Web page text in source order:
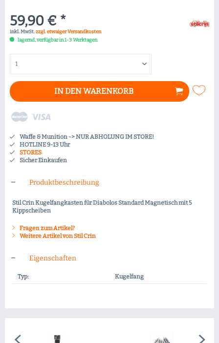
59,90 € *
inkl. MwSt.zzgl. etwaiger Versandkosten
lagernd, verfügbar in 1-3 Werktagen
IN DENWARENKORB
Waffe & Munition -> NUR ABHOLUNG IM STORE!
HOTLINE 9-13 Uhr
STORES
Sicher Einkaufen
Produktbeschreibung
Stil Crin Kugelfangkasten für Diabolos Standard Magnetisch mit 5
Kippscheiben
Fragen zum Artikel?
Weitere Artikel von Stil Crin
Eigenschaften
Typ: Kugelfang